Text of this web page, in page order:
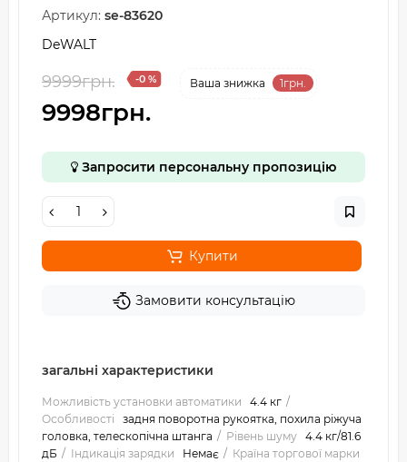
Артикул: se-83620
DeWALT
9999грн. -0 % Ваша знижка 1грн.
9998грн.
Запросити персональну пропозицію
Купити
Замовити консультацію
загальні характеристики
Можливість установки автоматики
4.4 кг
Особливості
задня поворотна рукоятка, похила ріжуча
головка, телескопічна штанга
Рівень шуму 4.4 кг/81.6
дБ
Індикація зарядки Немає
Країна торгової марки